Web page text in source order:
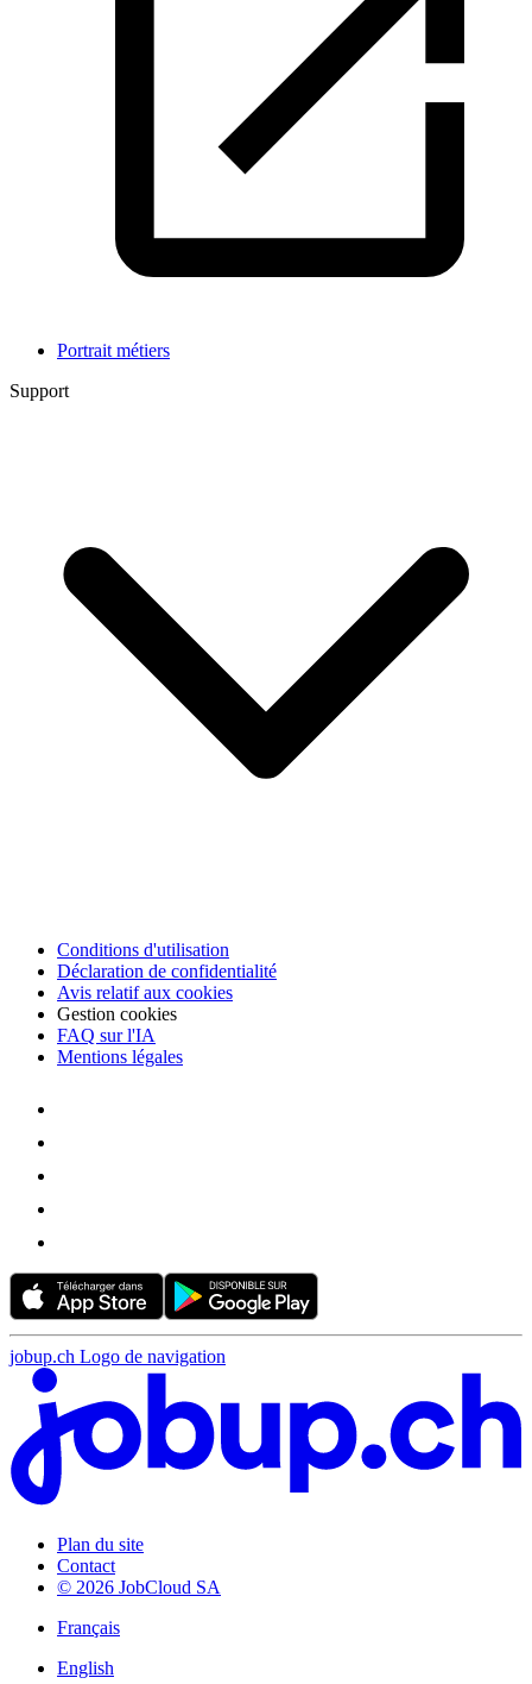
Portrait métiers
Support
Conditions d'utilisation
Déclaration de confidentialité
Avis relatif aux cookies
Gestion cookies
FAQ sur l'IA
Mentions légales
jobup.ch Logo de navigation
Plan du site
Contact
© 2026 JobCloud SA
Français
English